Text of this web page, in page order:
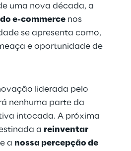
uma nova década, a
e-commerce nos
se apresenta como,
e oportunidade de
liderada pelo
nenhuma parte da
intocada. A próxima
a reinventar
a nossa percepção de